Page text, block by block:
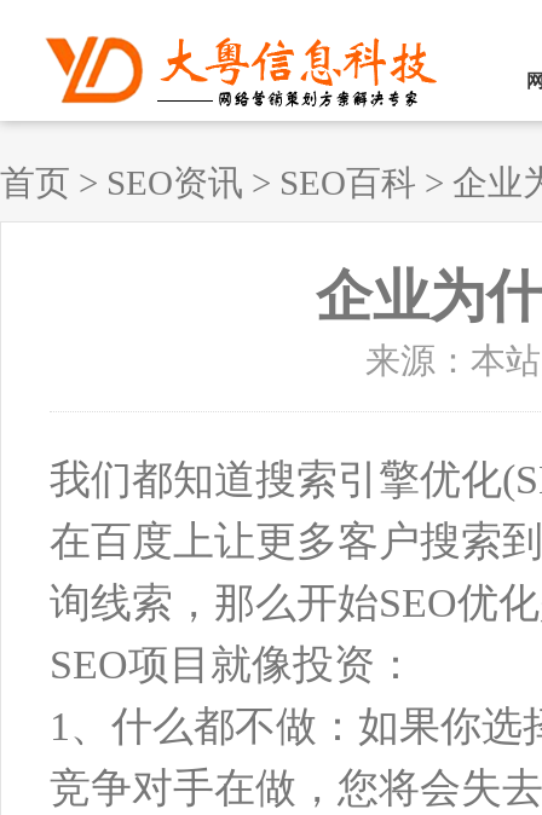
首页 > SEO资讯 > SEO百科 > 企业
企业为
来源：本
我们都知道搜索引擎优化
在百度上让更多客户搜索
询线索，那么开始SEO优
SEO项目就像投资：
1、什么都不做：如果你
竞争对手在做，您将会失